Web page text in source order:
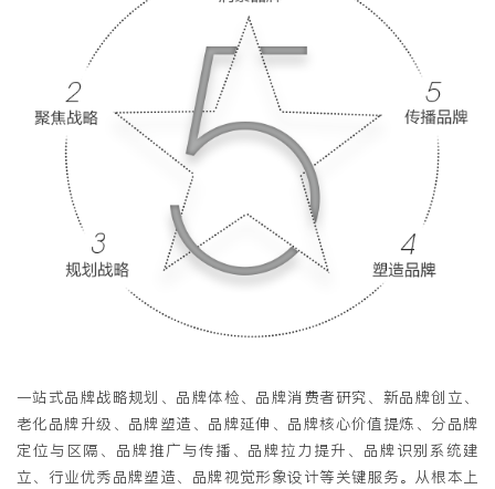
一站式品牌战略规划、品牌体检、品牌消费者研究、新品牌创立、
老化品牌升级、品牌塑造、品牌延伸、品牌核心价值提炼、分品牌
定位与区隔、品牌推广与传播、品牌拉力提升、品牌识别系统建
立、行业优秀品牌塑造、品牌视觉形象设计等关键服务。从根本上